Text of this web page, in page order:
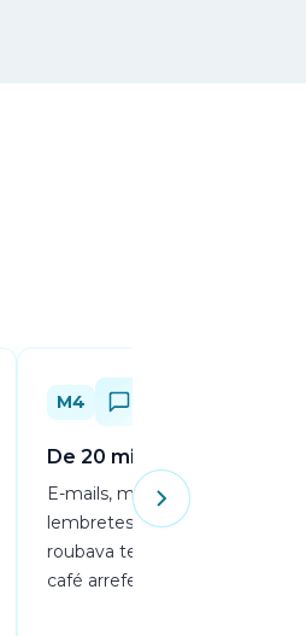
M4
De 20 minutos a 2
E-mails, más notícias,
lembretes. Tudo o que antes
roubava tempo, resolvido
café arrefecer.